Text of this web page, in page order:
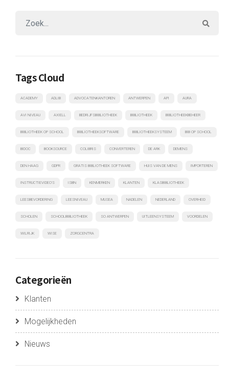
Tags Cloud
ACADEMY ADLIB ADVOCATENKANTOREN ANTWERPEN API AURA
AVI NIVEAU AXIELL BEDRIJFSBIBLIOTHEEK BIBLIOTHEEK BIBLIOTHEEKBEHEER
BIBLIOTHEEK OP SCHOOL BIBLIOTHEEKSOFTWARE BIBLIOTHEEKSYSTEEM BIB OP SCHOOL
BIDOC BOOKSOURCE COLIBRIS CONVERTEREN DE ARK DEMENS
DEN HAAG GDPR GRATIS BIBLIOTHEEK SOFTWARE HUIS VAN DE MENS IMPORTEREN
INSTRUCTIEVIDEO'S ISBN KENMERKEN KLANTEN KLASBIBLIOTHEEK
LEESBEVORDERING LEESNIVEAU MUSEA NADELEN NEDERLAND OVERHEID
SCHOLEN SCHOOLBIBLIOTHEEK SO ANTWERPEN UITLEENSYSTEEM VOORDELEN
WILRIJK WISE ZORGCENTRA
Categorieën
Klanten
Mogelijkheden
Nieuws